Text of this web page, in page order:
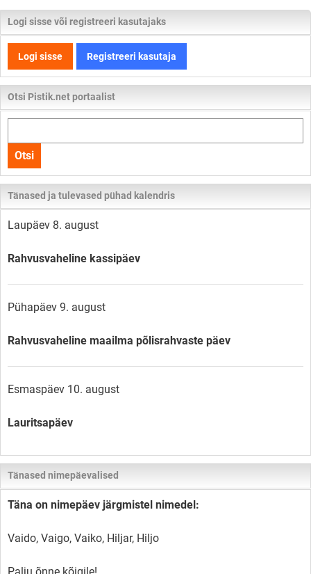
Logi sisse või registreeri kasutajaks
Logi sisse Registreeri kasutaja
Otsi Pistik.net portaalist
kogu
lehelt
Otsi
Tänased ja tulevased pühad kalendris
Laupäev 8. august
Rahvusvaheline kassipäev
Pühapäev 9. august
Rahvusvaheline maailma põlisrahvaste päev
Esmaspäev 10. august
Lauritsapäev
Tänased nimepäevalised
Täna on nimepäev järgmistel nimedel:
Vaido, Vaigo, Vaiko, Hiljar, Hiljo
Palju õnne kõigile!